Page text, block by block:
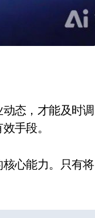
态，才能及时调
手段。
心能力。只有将